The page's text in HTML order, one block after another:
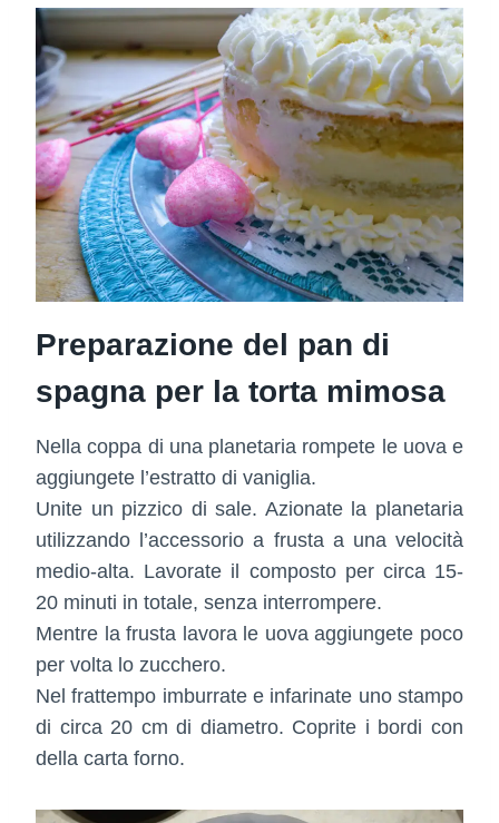
Preparazione del pan di
spagna per la torta mimosa
Nella coppa di una planetaria rompete le uova e
aggiungete l’estratto di vaniglia.
Unite un pizzico di sale. Azionate la planetaria
utilizzando l’accessorio a frusta a una velocità
medio-alta. Lavorate il composto per circa 15-
20 minuti in totale, senza interrompere.
Mentre la frusta lavora le uova aggiungete poco
per volta lo zucchero.
Nel frattempo imburrate e infarinate uno stampo
di circa 20 cm di diametro. Coprite i bordi con
della carta forno.